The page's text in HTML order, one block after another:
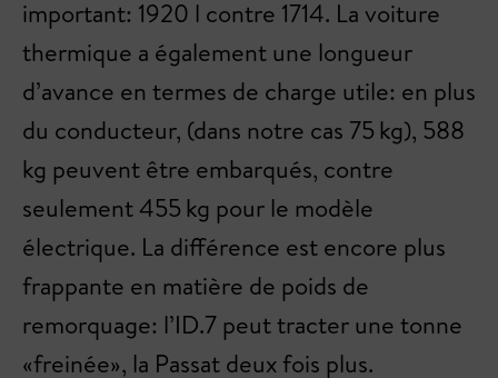
important: 1920 l contre 1714. La voiture
thermique a également une longueur
d’avance en termes de charge utile: en plus
du conducteur, (dans notre cas 75 kg), 588
kg peuvent être embarqués, contre
seulement 455 kg pour le modèle
électrique. La différence est encore plus
frappante en matière de poids de
remorquage: l’ID.7 peut tracter une tonne
«freinée», la Passat deux fois plus.